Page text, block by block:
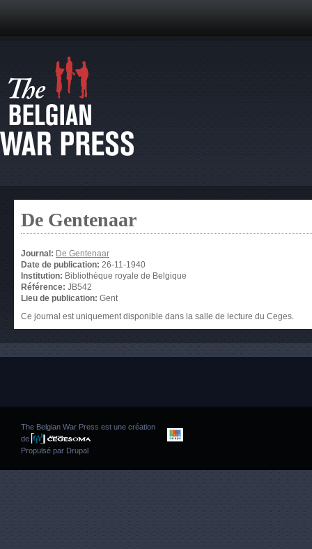
De Gentenaar
Journal: De Gentenaar
Date de publication: 26-11-1940
Institution: Bibliothèque royale de Belgique
Référence: JB542
Lieu de publication: Gent
Ce journal est uniquement disponible dans la salle de lecture du Ceges.
The Belgian War Press est une création
de
Propulsé par Drupal